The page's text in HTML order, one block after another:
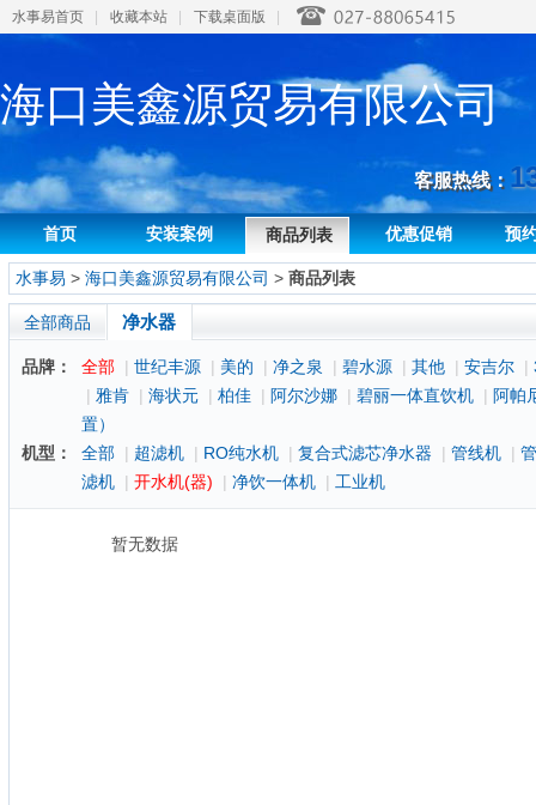
水事易首页 收藏本站 下载桌面版
海口美鑫源贸易有限公司
客服热线：
首页 安装案例 商品列表 优惠促销 预
水事易 > 海口美鑫源贸易有限公司 > 商品列表
全部商品 净水器
品牌： 全部 | 世纪丰源 | 美的 | 净之泉 | 碧水源 | 其他 | 安吉尔 |
| 雅肯 | 海状元 | 柏佳 | 阿尔沙娜 | 碧丽一体直饮机 | 阿帕
置）
机型：
全部 | 超滤机 | RO纯水机 | 复合式滤芯净水器 | 管线机 |
滤机 | 开水机(器) | 净饮一体机 | 工业机
暂无数据